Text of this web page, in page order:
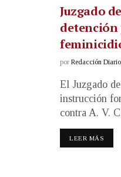
Juzgado
por Redacción
El Juzgado
instrucción
contra A. V.
LEER MÁS